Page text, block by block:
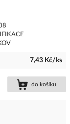
7,43 Kč/ks
do košíku